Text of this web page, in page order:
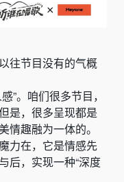
往节目没有的气概
”。咱们很多节目，
是，很多呈现都是
情趣融为一体的。
力在，它是情感先
后，实现一种“深度